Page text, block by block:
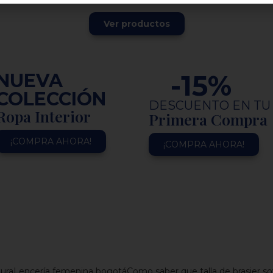
Ver productos
Interior
¡COMPRA AHORA!
-15%
DESCUENTO EN TU
Primera Compra
¡COMPRA AHORA!